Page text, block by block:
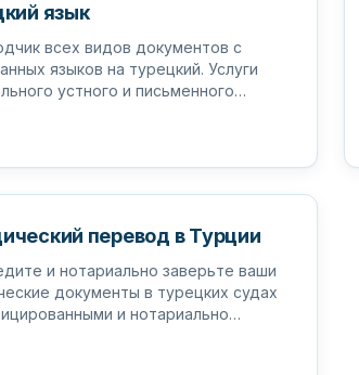
язык
всех видов документов с
языков на турецкий. Услуги
устного и письменного
перевод в Турции
и нотариально заверьте ваши
документы в турецких судах
и нотариально